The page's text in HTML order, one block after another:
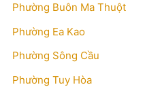
Phường Buôn Ma Thuột
Phường Ea Kao
Phường Sông Cầu
Phường Tuy Hòa